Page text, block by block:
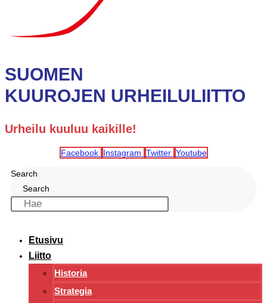
SUOMEN
KUUROJEN URHEILULIITTO
Urheilu kuuluu kaikille!
Facebook Instagram Twitter Youtube
Search
Search
Etusivu
Liitto
Historia
Strategia